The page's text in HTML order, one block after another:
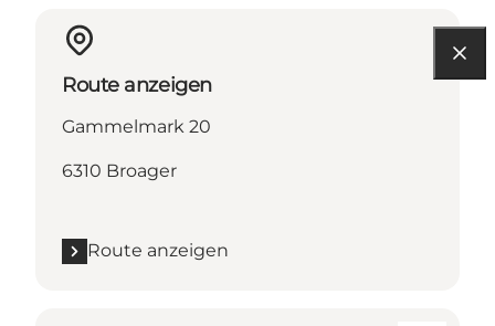
Route anzeigen
Gammelmark 20
6310 Broager
Route anzeigen